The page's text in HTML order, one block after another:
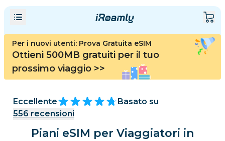
Per i nuovi utenti: Prova Gratuita eSIM
Ottieni 500MB gratuiti per il tuo
prossimo viaggio >>
Eccellente
Basato su
556 recensioni
Piani eSIM per Viaggiatori in